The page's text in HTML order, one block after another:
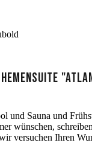
und Sauna und
wünschen,
versuchen Ihren